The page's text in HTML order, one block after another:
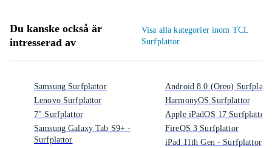
Du kanske också är
intresserad av
Visa alla kategorier inom TCL
Surfplattor
Samsung Surfplattor
Lenovo Surfplattor
7" Surfplattor
Samsung Galaxy Tab S9+ -
Surfplattor
Android 8.0 (Oreo)
HarmonyOS Surfplattor
Apple iPadOS 17 Surfplattor
FireOS 3 Surfplattor
iPad 11th Gen - Surfplattor